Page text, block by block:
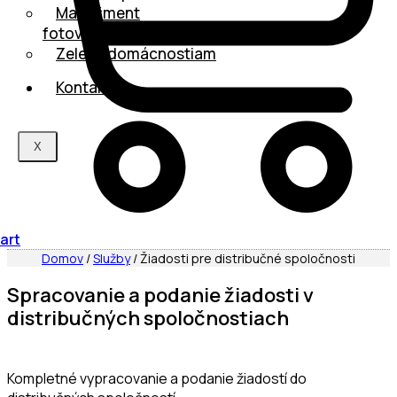
Manažment
fotovoltaiky
Zelená domácnostiam
Kontakt
X
Domov /Služby/ Žiadosti pre distribučné spoločnosti
Spracovanie a podanie žiadosti v
distribučných spoločnostiach
Kompletné vypracovanie a podanie žiadostí do